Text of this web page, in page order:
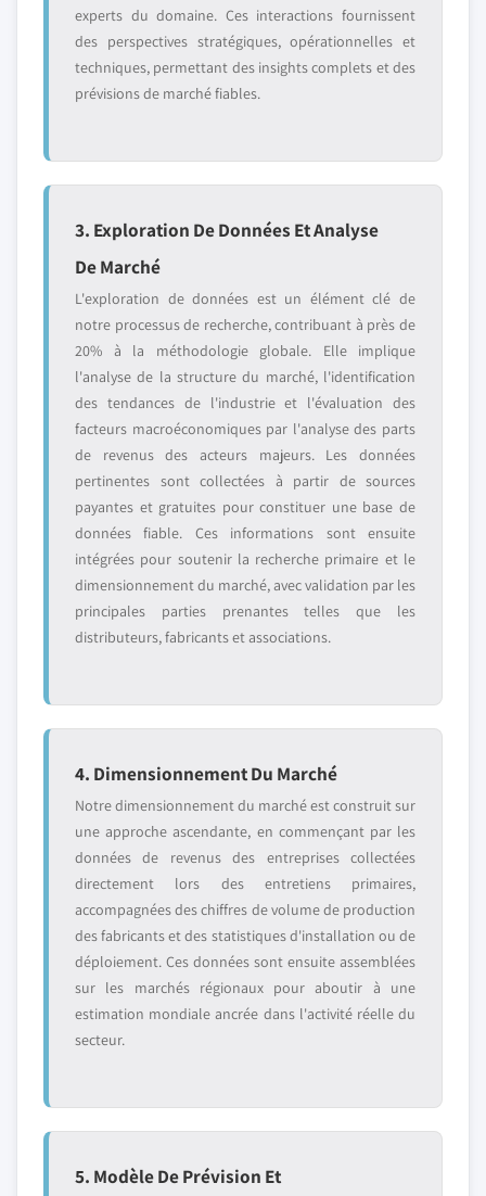
experts du domaine. Ces interactions fournissent
des perspectives stratégiques, opérationnelles et
techniques, permettant des insights complets et des
prévisions de marché fiables.
3. Exploration De Données Et Analyse
De Marché
L'exploration de données est un élément clé de
notre processus de recherche, contribuant à près de
20% à la méthodologie globale. Elle implique
l'analyse de la structure du marché, l'identification
des tendances de l'industrie et l'évaluation des
facteurs macroéconomiques par l'analyse des parts
de revenus des acteurs majeurs. Les données
pertinentes sont collectées à partir de sources
payantes et gratuites pour constituer une base de
données fiable. Ces informations sont ensuite
intégrées pour soutenir la recherche primaire et le
dimensionnement du marché, avec validation par les
principales parties prenantes telles que les
distributeurs, fabricants et associations.
4. Dimensionnement Du Marché
Notre dimensionnement du marché est construit sur
une approche ascendante, en commençant par les
données de revenus des entreprises collectées
directement lors des entretiens primaires,
accompagnées des chiffres de volume de production
des fabricants et des statistiques d'installation ou de
déploiement. Ces données sont ensuite assemblées
sur les marchés régionaux pour aboutir à une
estimation mondiale ancrée dans l'activité réelle du
secteur.
5. Modèle De Prévision Et